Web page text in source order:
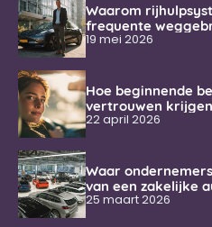
Waarom
frequente
19 mei 2026
Hoe beginnende
vertrouwen
22 april 2026
Waar
van een zakelijke
25 maart 2026